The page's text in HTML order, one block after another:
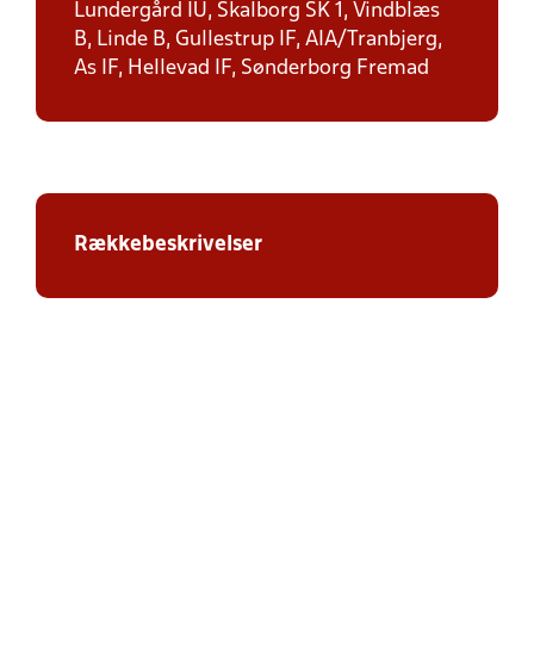
Lundergård IU, Skalborg SK 1, Vindblæs
B, Linde B, Gullestrup IF, AIA/Tranbjerg,
As IF, Hellevad IF, Sønderborg Fremad
Rækkebeskrivelser